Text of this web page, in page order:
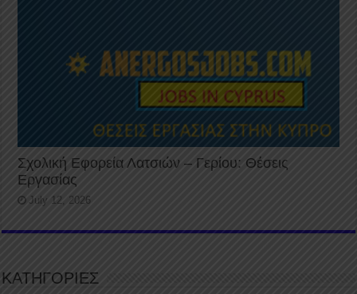
Σχολική Εφορεία Λατσιών – Γερίου: Θέσεις
Εργασίας
July 12, 2026
ΚΑΤΗΓΟΡΙΕΣ